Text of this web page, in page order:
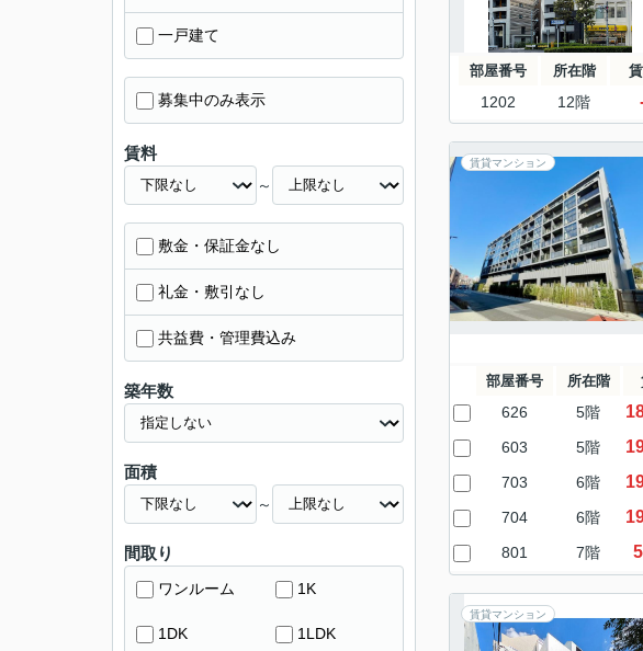
部屋番号 所在階
1202 12階
賃貸マンション
部屋番号 所在階
626 5階
603 5階
703 6階
704 6階
801 7階
賃貸マンション
一戸建て
募集中のみ表示
賃料
～
敷金・保証金なし
礼金・敷引なし
共益費・管理費込み
築年数
面積
～
間取り
ワンルーム 1K
1DK 1LDK